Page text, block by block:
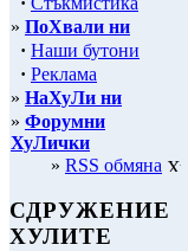
» ПоХвали ни
· Наши бутони
· Реклама
» НаХуЛи ни
» Форумни
ХуЛички
» RSS обмяна
СДРУЖЕНИЕ
ХУЛИТЕ